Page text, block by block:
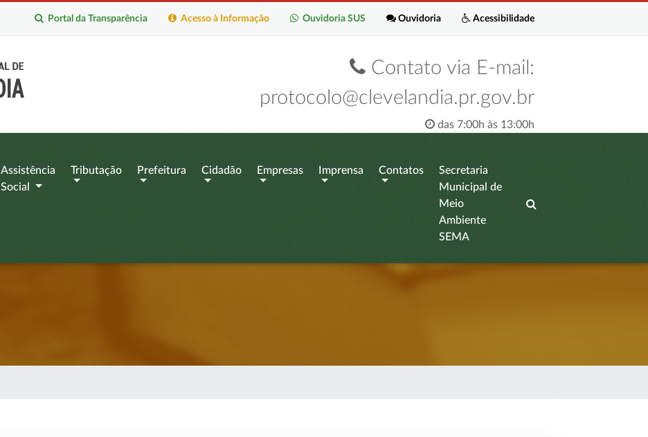
Acessibilidade
Ouvidoria
Ouvidoria SUS
Acesso à Informação
Portal da Transparência
Contato via E-mail:
protocolo@clevelandia.pr.gov.br
das 7:00h às 13:00h
Assistência
Social
Tributação Prefeitura Cidadão Empresas Imprensa Contatos
Secretaria
Municipal de
Meio
Ambiente
SEMA